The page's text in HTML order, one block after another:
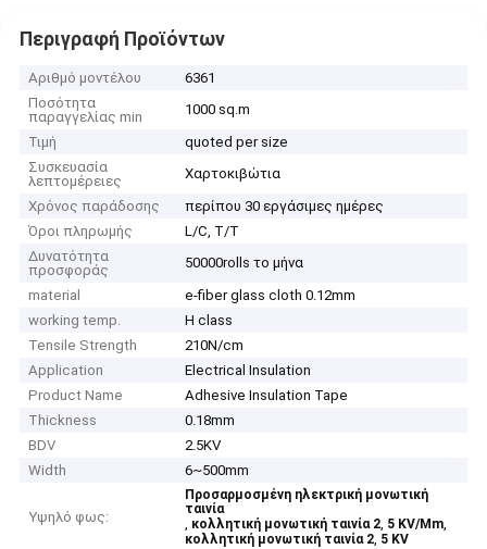
Περιγραφή Προϊόντων
Αριθμό μοντέλου
6361
Ποσότητα
παραγγελίας min
1000 sq.m
Τιμή
quoted per size
Συσκευασία
λεπτομέρειες
Χαρτοκιβώτια
Χρόνος παράδοσης
περίπου 30 εργάσιμες ημέρες
Όροι πληρωμής
L/C, T/T
Δυνατότητα
προσφοράς
50000rolls το μήνα
material
e-fiber glass cloth 0.12mm
working temp.
H class
Tensile Strength
210N/cm
Application
Electrical Insulation
Product Name
Adhesive Insulation Tape
Thickness
0.18mm
BDV
2.5KV
Width
6~500mm
Υψηλό φως:
Προσαρμοσμένη ηλεκτρική μονωτική
ταινία
, κολλητική μονωτική ταινία 2, 5 KV/Mm,
κολλητική μονωτική ταινία 2, 5 KV